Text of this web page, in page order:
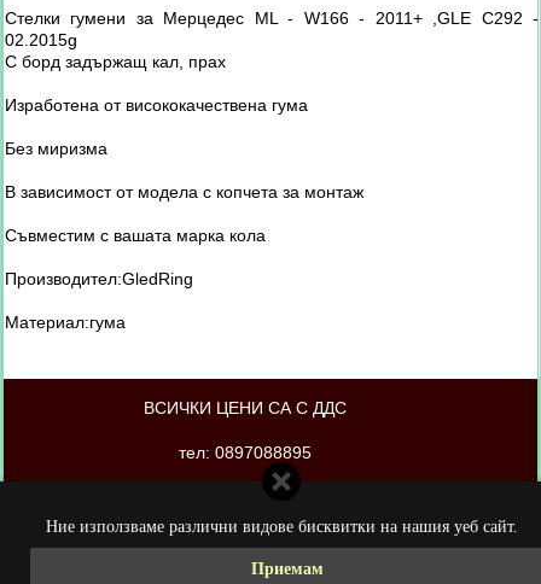
Ние използваме различни видове бисквитки на нашия уеб сайт.
Приемам
Стелки гумени за Мерцедес ML - W166 - 2011+ ,GLE C292 -
02.2015g
С борд задържащ кал, прах
Изработена от висококачествена гума
Без миризма
В зависимост от модела с копчета за монтаж
Съвместим с вашата марка кола
Производител:GledRing
Материал:гума
ВСИЧКИ ЦЕНИ СА С ДДС
тел: 0897088895
магазинът е изработен от PORTOKAL.biz